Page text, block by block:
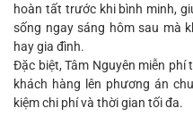
hoàn tất trước khi bình minh,
sống ngay sáng hôm sau mà
hay gia đình.
Đặc biệt, Tâm Nguyên miễn
khách hàng lên phương án
kiệm chi phí và thời gian tối đa.